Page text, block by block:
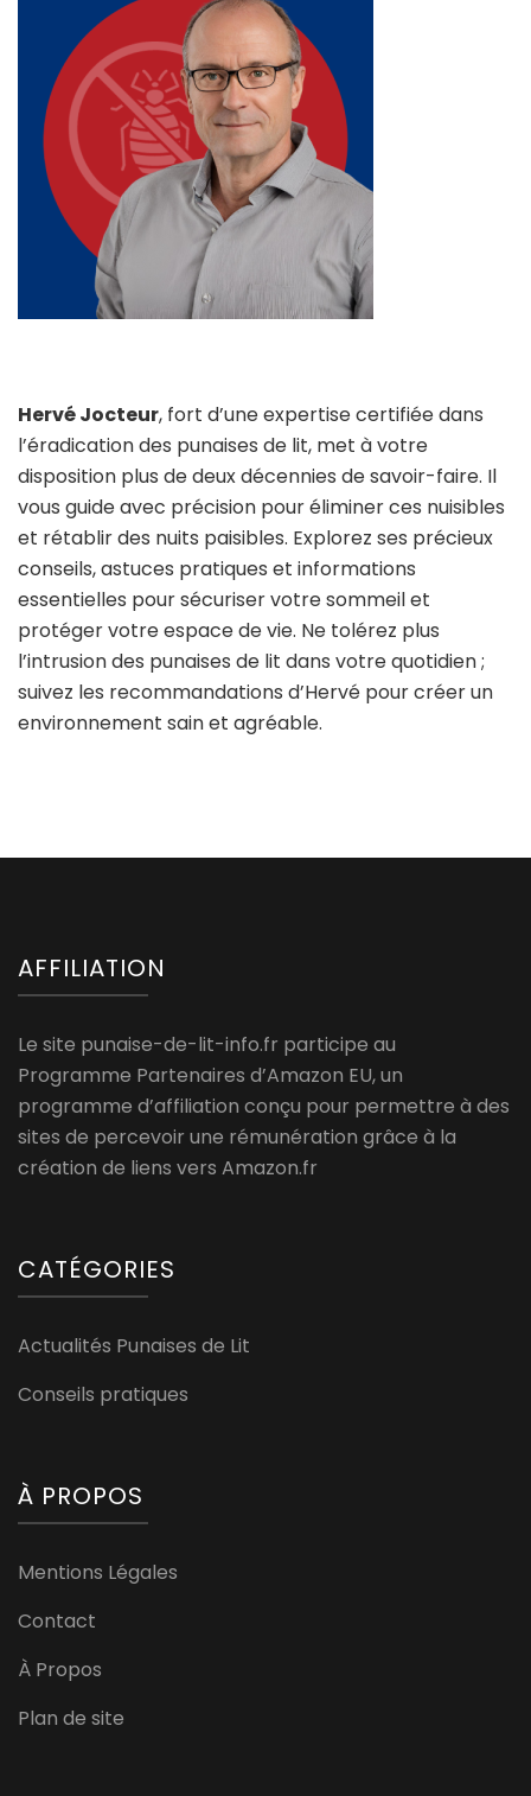
Hervé Jocteur, fort d’une expertise certifiée dans
l’éradication des punaises de lit, met à votre
disposition plus de deux décennies de savoir-faire. Il
vous guide avec précision pour éliminer ces nuisibles
et rétablir des nuits paisibles. Explorez ses précieux
conseils, astuces pratiques et informations
essentielles pour sécuriser votre sommeil et
protéger votre espace de vie. Ne tolérez plus
l’intrusion des punaises de lit dans votre quotidien ;
suivez les recommandations d’Hervé pour créer un
environnement sain et agréable.
AFFILIATION
Le site punaise-de-lit-info.fr participe au
Programme Partenaires d’Amazon EU, un
programme d’affiliation conçu pour permettre à des
sites de percevoir une rémunération grâce à la
création de liens vers Amazon.fr
CATÉGORIES
Actualités Punaises de Lit
Conseils pratiques
À PROPOS
Mentions Légales
Contact
À Propos
Plan de site